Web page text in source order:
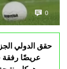
0
عريضًا رفقة